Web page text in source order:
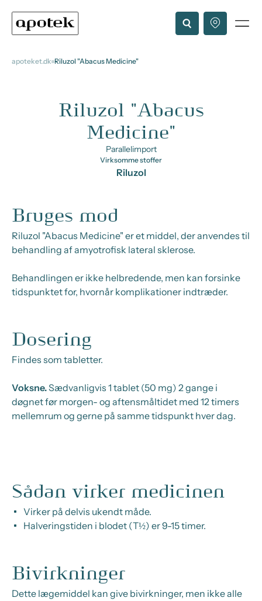
apoteket.dk Riluzol "Abacus Medicine"
Riluzol "Abacus
Medicine"
Parallelimport
Virksomme stoffer
Riluzol
Bruges mod
Riluzol "Abacus Medicine" er et middel, der anvendes til
behandling af amyotrofisk lateral sklerose.
Behandlingen er ikke helbredende, men kan forsinke
tidspunktet for, hvornår komplikationer indtræder.
Dosering
Findes som tabletter.
Voksne.Sædvanligvis 1 tablet (50 mg) 2 gange i
døgnet før morgen- og aftensmåltidet med 12 timers
mellemrum og gerne på samme tidspunkt hver dag.
Sådan virker medicinen
Virker på delvis ukendt måde.
Halveringstiden i blodet (T½) er 9-15 timer.
Bivirkninger
Dette lægemiddel kan give bivirkninger, men ikke alle